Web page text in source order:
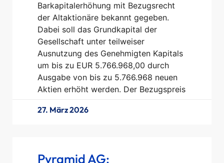
Barkapitalerhöhung mit Bezugsrecht
der Altaktionäre bekannt gegeben.
Dabei soll das Grundkapital der
Gesellschaft unter teilweiser
Ausnutzung des Genehmigten Kapitals
um bis zu EUR 5.766.968,00 durch
Ausgabe von bis zu 5.766.968 neuen
Aktien erhöht werden. Der Bezugspreis
27. März 2026
Pyramid AG: